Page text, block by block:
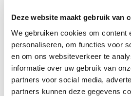
Deze website maakt gebruik van
We gebruiken cookies om content
personaliseren, om functies voor
en om ons websiteverkeer te
informatie over uw gebruik van
partners voor social media,
partners kunnen deze gegevens
MC WELLNESS
Veröffentlicht auf: 16. Januar 2020